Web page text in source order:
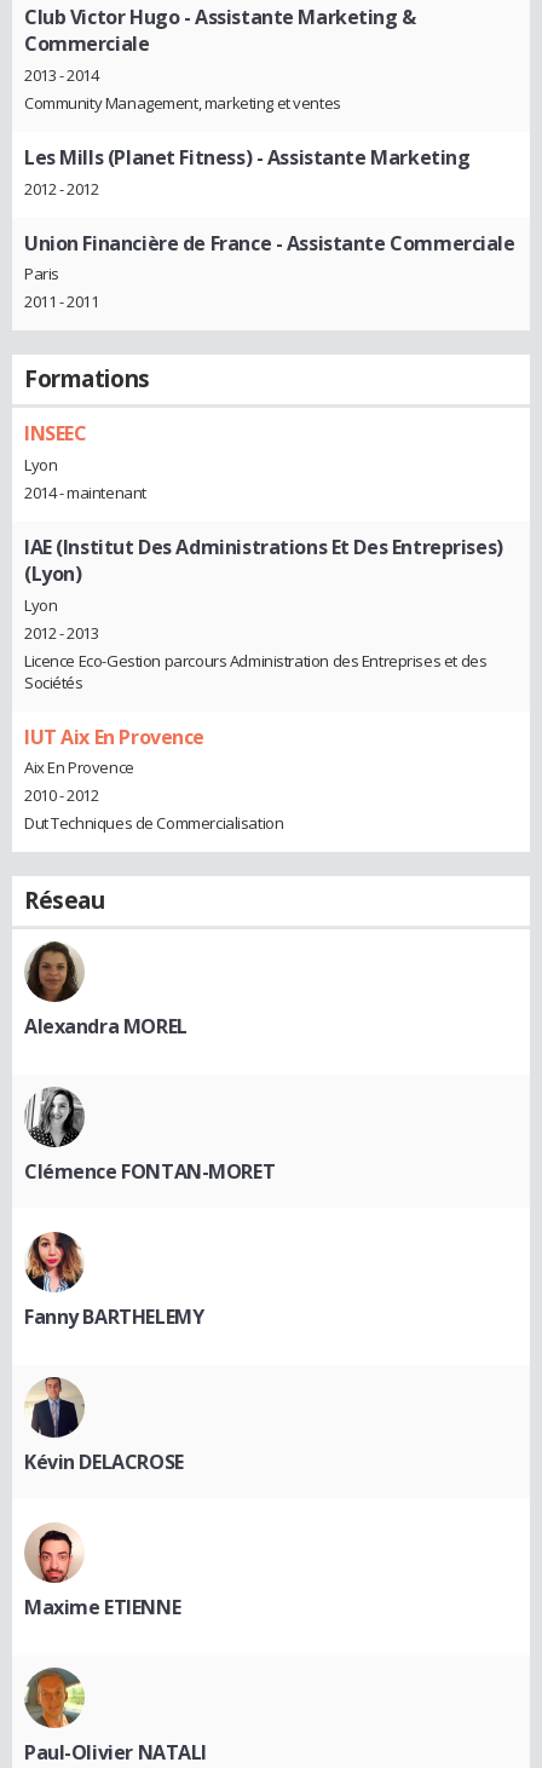
Club Victor Hugo- Assistante Marketing &
Commerciale
2013 - 2014
Community Management, marketing et ventes
Les Mills (Planet Fitness)- Assistante Marketing
2012 - 2012
Union Financière de France - Assistante Commerciale
Paris
2011 - 2011
Formations
INSEEC
Lyon
2014 - maintenant
IAE (Institut Des Administrations Et Des Entreprises)
(Lyon)
Lyon
2012 - 2013
Licence Eco-Gestion parcours Administration des Entreprises et des
Sociétés
IUT Aix En Provence
Aix En Provence
2010 - 2012
Dut Techniques de Commercialisation
Réseau
Alexandra MOREL
Clémence FONTAN-MORET
Fanny BARTHELEMY
Kévin DELACROSE
Maxime ETIENNE
Paul-Olivier NATALI